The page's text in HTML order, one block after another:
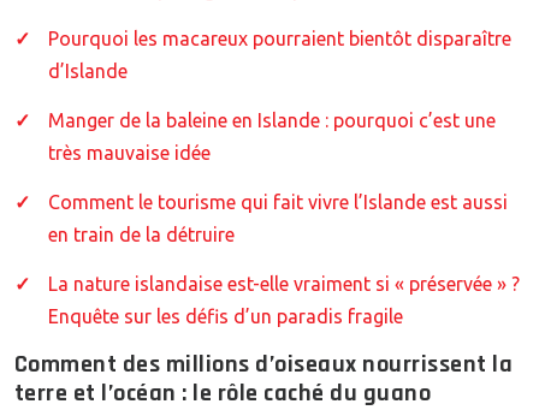
Pourquoi les macareux pourraient bientôt disparaître
d’Islande
Manger de la baleine en Islande : pourquoi c’est une
très mauvaise idée
Comment le tourisme qui fait vivre l’Islande est aussi
en train de la détruire
La nature islandaise est-elle vraiment si « préservée » ?
Enquête sur les défis d’un paradis fragile
Comment des millions d’oiseaux nourrissent la
terre et l’océan : le rôle caché du guano